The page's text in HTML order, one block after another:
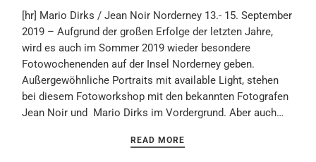
[hr] Mario Dirks / Jean Noir Norderney 13.- 15. September
2019 – Aufgrund der großen Erfolge der letzten Jahre,
wird es auch im Sommer 2019 wieder besondere
Fotowochenenden auf der Insel Norderney geben.
Außergewöhnliche Portraits mit available Light, stehen
bei diesem Fotoworkshop mit den bekannten Fotografen
Jean Noir und Mario Dirks im Vordergrund. Aber auch…
READ MORE